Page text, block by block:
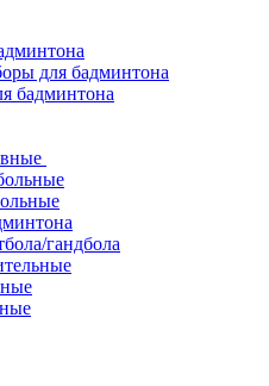
для бадминтона
бадминтона
гандбола